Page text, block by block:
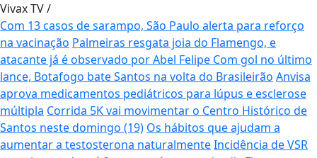
Vivax TV/
Com 13 casos de sarampo, São Paulo alerta para reforço
na vacinação Palmeiras resgata joia do Flamengo, e
atacante já é observado por Abel Felipe Com gol no último
lance, Botafogo bate Santos na volta do Brasileirão Anvisa
aprova medicamentos pediátricos para lúpus e esclerose
múltipla Corrida 5K vai movimentar o Centro Histórico de
Santos neste domingo (19) Os hábitos que ajudam a
aumentar a testosterona naturalmenteIncidência de VSR